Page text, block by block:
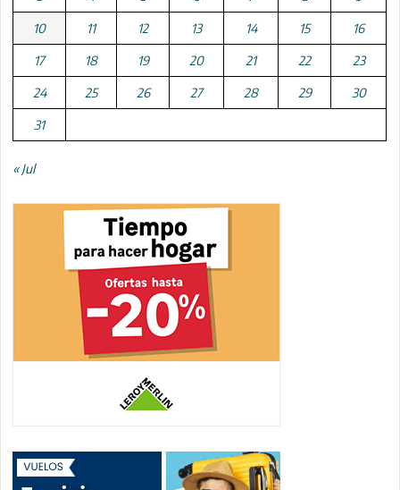
10 11 12 13 14 15 16
17 18 19 20 21 22 23
24 25 26 27 28 29 30
31
« Jul